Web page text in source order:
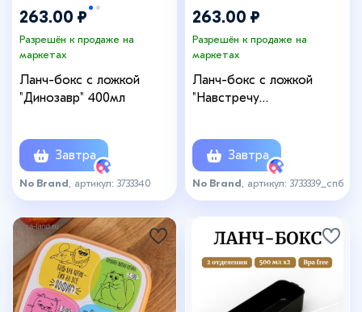
263.00 ₽
Разрешён к продаже на
маркетах
Ланч-бокс с ложкой
"Динозавр" 400мл
Завтра
No Brand , артикул: 3733340
263.00 ₽
Разрешён к продаже на
маркетах
Ланч-бокс с ложкой
"Навстречу
Завтра
No Brand , артикул: 3733339_спб